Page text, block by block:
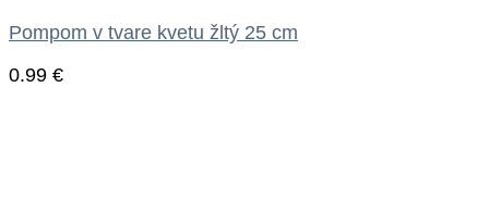
Pompom v tvare kvetu žltý 25 cm
0.99 €